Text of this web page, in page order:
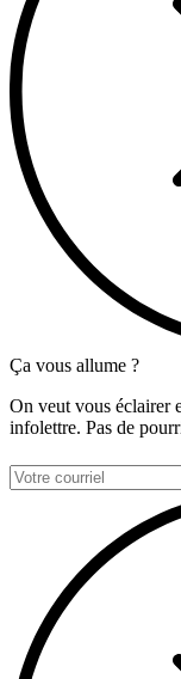
Ça vous allume ?
On veut vous éclairer
infolettre. Pas de